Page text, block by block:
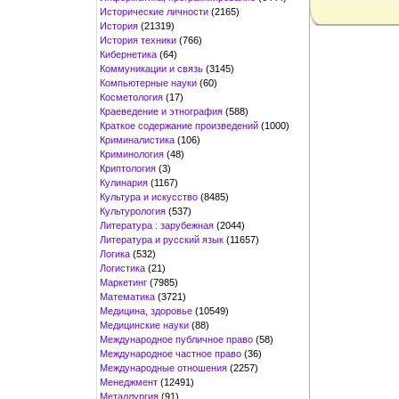
Исторические личности (2165)
История (21319)
История техники (766)
Кибернетика (64)
Коммуникации и связь (3145)
Компьютерные науки (60)
Косметология (17)
Краеведение и этнография (588)
Краткое содержание произведений (1000)
Криминалистика (106)
Криминология (48)
Криптология (3)
Кулинария (1167)
Культура и искусство (8485)
Культурология (537)
Литература : зарубежная (2044)
Литература и русский язык (11657)
Логика (532)
Логистика (21)
Маркетинг (7985)
Математика (3721)
Медицина, здоровье (10549)
Медицинские науки (88)
Международное публичное право (58)
Международное частное право (36)
Международные отношения (2257)
Менеджмент (12491)
Металлургия (91)